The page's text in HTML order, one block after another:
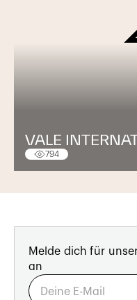
VALE
794
Melde dich für
an